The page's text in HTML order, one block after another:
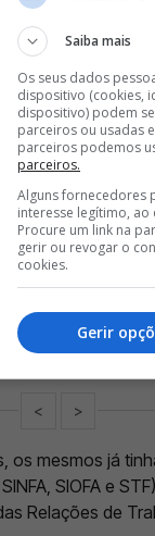
as
asseguradas.
MÉDIO DO
MARCO SILVA E
BENFICA E OBRIGA
< >
os mesmos já
SIOFA e
Relações de
Saiba mais
Os seus dados
dispositivo (cookies,
dispositivo) podem
parceiros ou usadas
parceiros podemos
parceiros.
Alguns fornecedores
interesse legítimo,
Procure um link na
gerir ou revogar o
cookies.
Gerir